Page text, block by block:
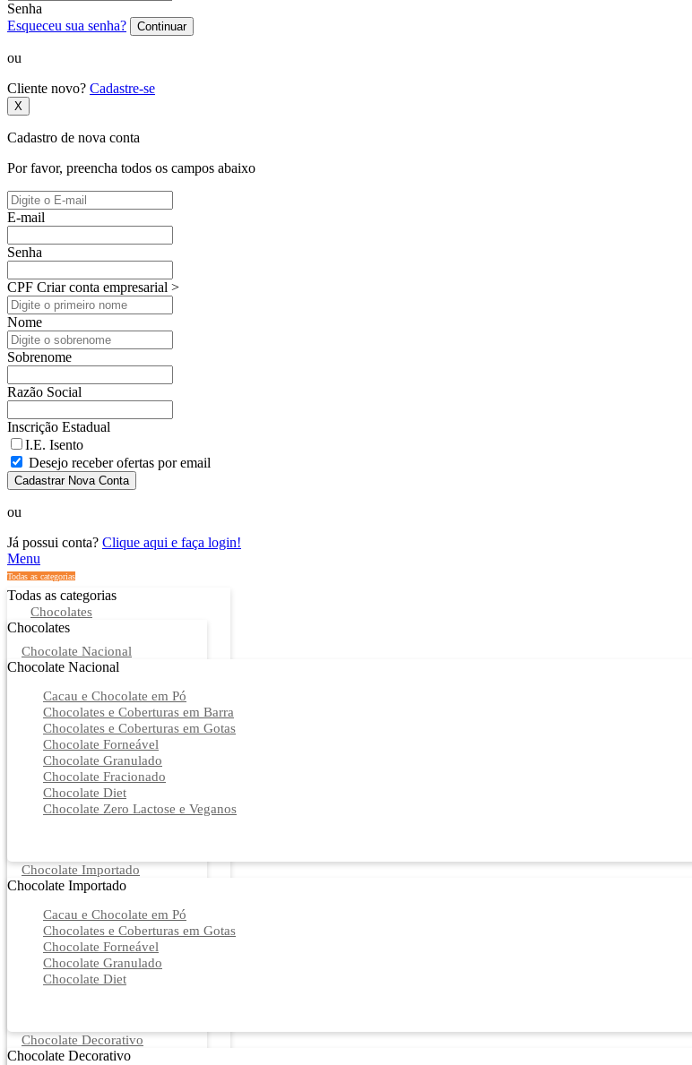
Senha
Esqueceu sua senha?
Continuar
ou
Cliente novo? Cadastre-se
X
Cadastro de nova conta
Por favor, preencha todos os campos abaixo
E-mail
Senha
CPF Criar conta empresarial >
Nome
Sobrenome
Razão Social
Inscrição Estadual
I.E. Isento
Desejo receber ofertas por email
Cadastrar Nova Conta
ou
Já possui conta? Clique aqui e faça login!
Menu
Todas as categorias
Todas as categorias
Chocolates
Chocolates
Chocolate Nacional
Chocolate Nacional
Cacau e Chocolate em Pó
Chocolates e Coberturas em Barra
Chocolates e Coberturas em Gotas
Chocolate Forneável
Chocolate Granulado
Chocolate Fracionado
Chocolate Diet
Chocolate Zero Lactose e Veganos
Chocolate Importado
Chocolate Importado
Cacau e Chocolate em Pó
Chocolates e Coberturas em Gotas
Chocolate Forneável
Chocolate Granulado
Chocolate Diet
Chocolate Decorativo
Chocolate Decorativo